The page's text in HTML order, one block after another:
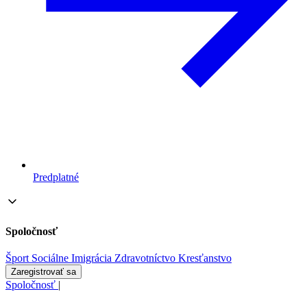
Predplatné
Spoločnosť
Šport Sociálne Imigrácia Zdravotníctvo Kresťanstvo
Zaregistrovať sa
Spoločnosť |